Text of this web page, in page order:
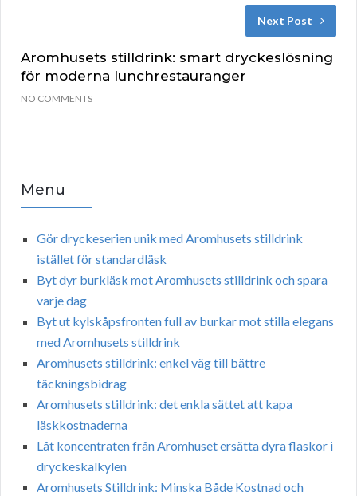
Next Post
Aromhusets stilldrink: smart dryckeslösning
för moderna lunchrestauranger
NO COMMENTS
Menu
Gör dryckeserien unik med Aromhusets stilldrink
istället för standardläsk
Byt dyr burkläsk mot Aromhusets stilldrink och spara
varje dag
Byt ut kylskåpsfronten full av burkar mot stilla elegans
med Aromhusets stilldrink
Aromhusets stilldrink: enkel väg till bättre
täckningsbidrag
Aromhusets stilldrink: det enkla sättet att kapa
läskkostnaderna
Låt koncentraten från Aromhuset ersätta dyra flaskor i
dryckeskalkylen
Aromhusets Stilldrink: Minska Både Kostnad och